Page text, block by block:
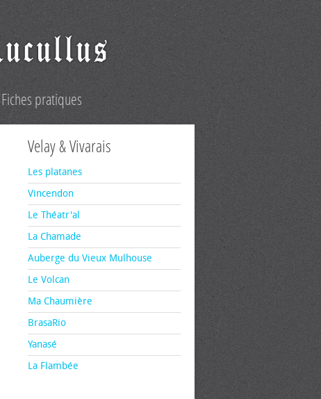
Fiches pratiques
Velay & Vivarais
Les platanes
Vincendon
Le Théatr'al
La Chamade
Auberge du Vieux Mulhouse
Le Volcan
Ma Chaumière
BrasaRio
Yanasé
La Flambée